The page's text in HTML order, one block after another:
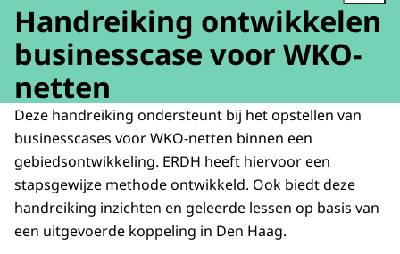
Handreiking ontwikkelen
businesscase voor WKO-
netten
Deze handreiking ondersteunt bij het opstellen van
businesscases voor WKO-netten binnen een
gebiedsontwikkeling. ERDH heeft hiervoor een
stapsgewijze methode ontwikkeld. Ook biedt deze
handreiking inzichten en geleerde lessen op basis van
een uitgevoerde koppeling in Den Haag.